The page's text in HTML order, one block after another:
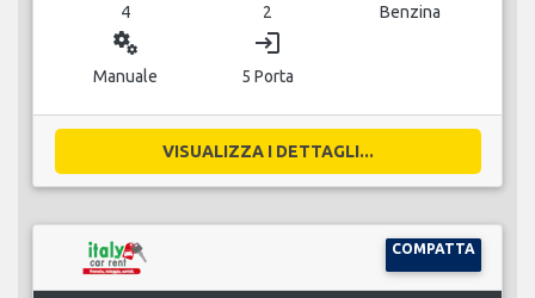
4 2 Benzina
miscellaneous_services
Manuale
login
5 Porta
VISUALIZZA I DETTAGLI...
COMPATTA